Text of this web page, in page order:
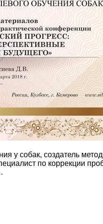
у собак, создатель
по коррекции